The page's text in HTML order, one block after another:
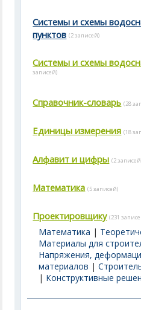
Системы и схемы
пунктов (2 записей)
Системы и схемы
записей)
Справочник-словарь (28
Единицы измерения (18
Алфавит и цифры (2
Математика (5 записей)
Проектировщику (231
Математика |
Материалы для
Напряжения,
материалов |
| Конструктивные